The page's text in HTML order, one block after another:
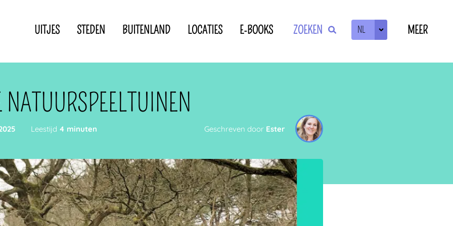
UITJES STEDEN BUITENLAND LOCATIES E-BOOKS ZOEKEN NL MEER
Privacyverklaring
NATUURSPEELTUINEN
Leestijd 4 minuten Geschreven door Ester